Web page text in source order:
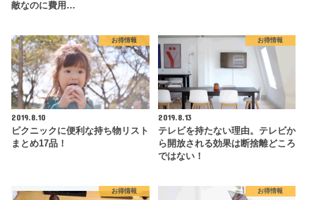
敵なのに費用…
お得情報
2019.8.10
ピクニックに便利な持ち物リスト
まとめ17品！
お得情報
2019.8.13
テレビを持たない理由。テレビか
ら開放される効果は断捨離どころ
ではない！
お得情報 お得情報